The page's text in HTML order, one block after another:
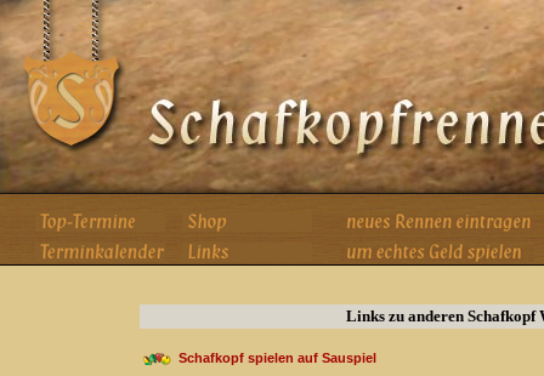
Links zu anderen Schafkopf
Schafkopf spielen auf Sauspiel